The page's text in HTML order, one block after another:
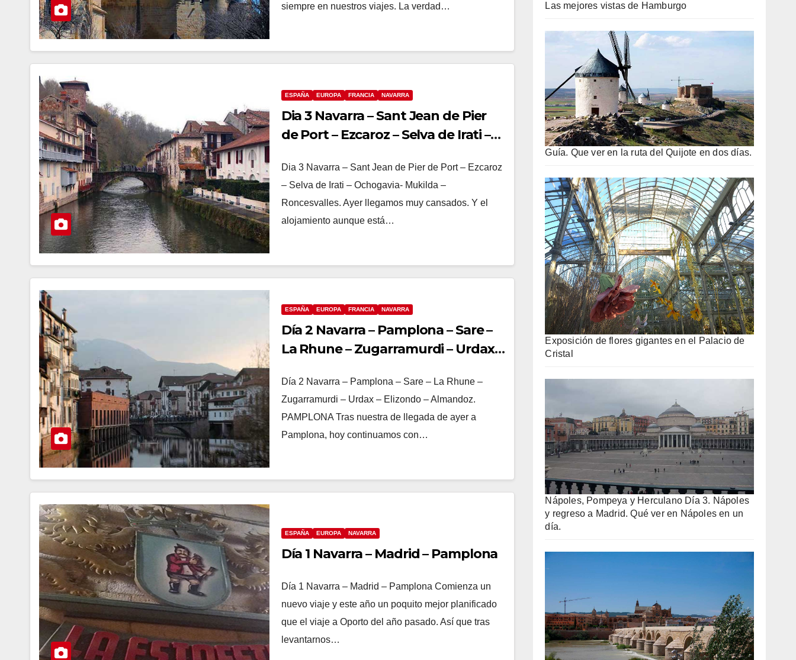
siempre en nuestros viajes. La verdad…
ESPAÑA EUROPA FRANCIA NAVARRA
Dia 3 Navarra – Sant Jean de Pier
de Port – Ezcaroz – Selva de Irati –
Roncesvalles.
Dia 3 Navarra – Sant Jean de Pier de Port – Ezcaroz
– Selva de Irati – Ochogavia- Mukilda –
Roncesvalles. Ayer llegamos muy cansados. Y el
alojamiento aunque está…
ESPAÑA EUROPA FRANCIA NAVARRA
Día 2 Navarra – Pamplona – Sare –
La Rhune – Zugarramurdi – Urdax –
Día 2 Navarra – Pamplona – Sare – La Rhune –
Zugarramurdi – Urdax – Elizondo – Almandoz.
PAMPLONA Tras nuestra de llegada de ayer a
Pamplona, hoy continuamos con…
ESPAÑA EUROPA NAVARRA
Día 1 Navarra – Madrid – Pamplona
Día 1 Navarra – Madrid – Pamplona Comienza un
nuevo viaje y este año un poquito mejor planificado
que el viaje a Oporto del año pasado. Así que tras
levantarnos…
Las mejores vistas de Hamburgo
Guía. Que ver en la ruta del Quijote en dos días.
Exposición de flores gigantes en el Palacio de
Cristal
Nápoles, Pompeya y Herculano Día 3. Nápoles
y regreso a Madrid. Qué ver en Nápoles en un
día.